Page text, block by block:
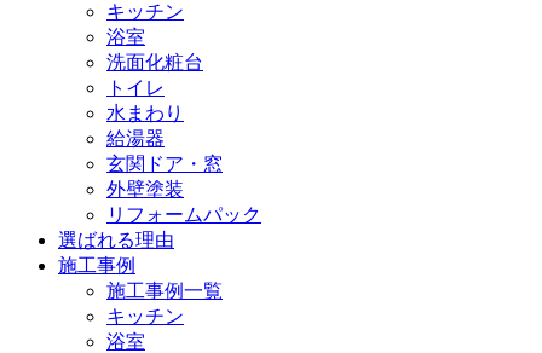
キッチン
浴室
洗面化粧台
トイレ
水まわり
給湯器
玄関ドア・窓
外壁塗装
リフォームパック
選ばれる理由
施工事例
施工事例一覧
キッチン
浴室